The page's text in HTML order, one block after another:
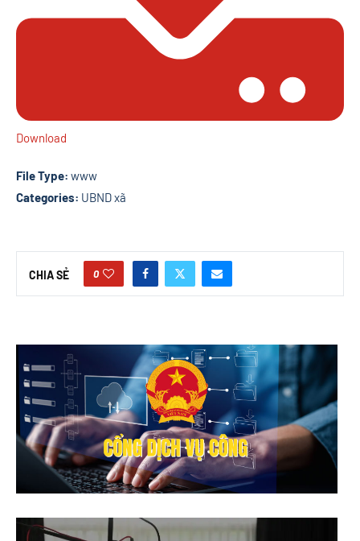
Download
File Type: www
Categories: UBND xã
CHIA SẺ 0